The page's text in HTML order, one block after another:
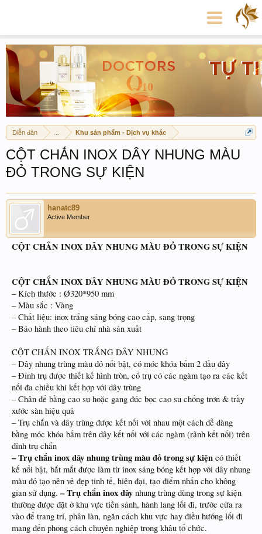
Diễn đàn Khu sản phẩm - Dịch vụ khác
CỘT CHẮN INOX DÂY NHUNG MÀU
ĐỎ TRONG SỰ KIỆN
hanatc89
Active Member
CỘT CHẮN INOX DÂY NHUNG MÀU ĐỎ TRONG SỰ KIỆN
CỘT CHẮN INOX DÂY NHUNG MÀU ĐỎ TRONG SỰ KIỆN
– Kích thước : Ø320*950 mm
– Màu sắc : Vàng
– Chất liệu: inox trắng sáng bóng cao cấp, sang trọng
– Bảo hành theo tiêu chí nhà sản xuất
CỘT CHẮN INOX TRẮNG DÂY NHUNG
– Dây nhung trùng màu đỏ nổi bật, có móc khóa bấm 2 đầu dây
– Đỉnh trụ được thiết kế hình tròn, cổ trụ có các ngàm tạo ra các kết
nối đa chiều khi kết hợp với dây trùng
– Chân đế bằng cao su hoặc gang đúc bọc cao su chống trơn & trầy
xước sàn hiệu quả
– Trụ chắn và dây trùng được kết nối với nhau một cách dễ dàng
bằng móc khóa bấm trên dây kết nối với các ngàm (rãnh kết nối) trên
đỉnh trụ chắn
– Trụ chắn inox dây nhung trùng màu đỏ trong sự kiện có thiết
kế nổi bật, bắt mắt được làm từ inox sáng bóng kết hợp với dây nhung
màu đỏ tạo nên vẻ đẹp tinh tế, hiện đại, tạo điểm nhấn cho không
gian sử dụng. – Trụ chắn inox dây nhung trùng dùng trong sự kiện
thường được đặt ở khu vực tiền sảnh, hành lang lối đi, trước cửa ra
vào để trang trí, phân làn, ngăn cách khu vực hay điều hướng lối đi
mang đến phong cách chuyên nghiệp trong khâu tổ chức.